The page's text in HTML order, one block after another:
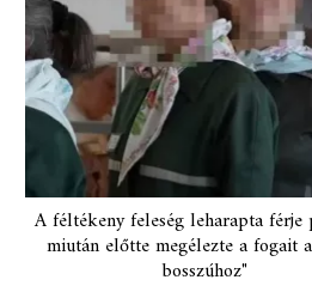
A féltékeny feleség leharapta férje
miután előtte megélezte a fogait
bosszúhoz"